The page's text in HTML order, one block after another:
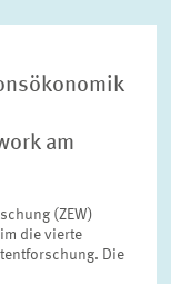
SUCHEN
am
(ZEW)
die vierte
Die